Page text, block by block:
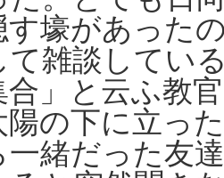
す壕があった
て雑談してい
合」と云ふ教
陽の下に立っ
一緒だった友